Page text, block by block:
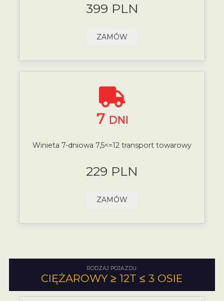
399 PLN
ZAMÓW
7 DNI
Winieta 7-dniowa 7,5<=12 transport towarowy
229 PLN
ZAMÓW
RODZAJ POJAZDU:
CIĘŻAROWY ≥ 12T ≤ 3 OSIE